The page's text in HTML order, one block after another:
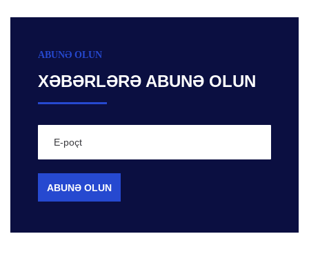
ABUNƏ OLUN
XƏBƏRLƏRƏ ABUNƏ OLUN